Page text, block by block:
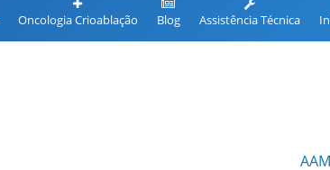
Oncologia Crioablação Blog Assistência Técnica